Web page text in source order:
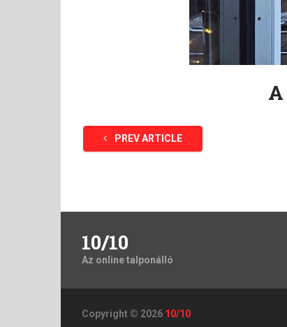
PREV ARTICLE
10/10
Az online talponálló
Copyright © 2026 10/10